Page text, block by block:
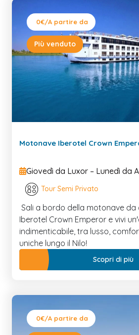
0€/A partire da
Più venduto
Motonave Iberotel Crown
Giovedì da Luxor – Lunedì da
Tour Semi Privato
Sali a bordo della motonave da
Iberotel Crown Emperor e vivi
indimenticabile, tra lusso,
uniche lungo il Nilo!
Scopri di più
0€/A partire da